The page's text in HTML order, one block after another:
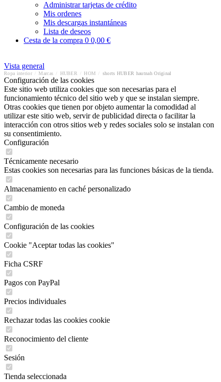
Administrar tarjetas de crédito
Mis ordenes
Mis descargas instantáneas
Lista de deseos
Cesta de la compra 0 0,00 €
Vista general
Ropa interior Marcas HUBER HOM shorts HUBER hautnah Original
Configuración de las cookies
Este sitio web utiliza cookies que son necesarias para el
funcionamiento técnico del sitio web y que se instalan siempre.
Otras cookies que tienen por objeto aumentar la comodidad al
utilizar este sitio web, servir de publicidad directa o facilitar la
interacción con otros sitios web y redes sociales solo se instalan con
su consentimiento.
Configuración
Técnicamente necesario
Estas cookies son necesarias para las funciones básicas de la tienda.
Almacenamiento en caché personalizado
Cambio de moneda
Configuración de las cookies
Cookie "Aceptar todas las cookies"
Ficha CSRF
Pagos con PayPal
Precios individuales
Rechazar todas las cookies cookie
Reconocimiento del cliente
Sesión
Tienda seleccionada